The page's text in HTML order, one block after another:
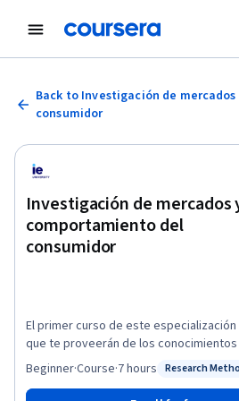
Back to Investigación de
consumidor
Investigación de mercados
comportamiento del
consumidor
El primer curso de este
que te proveerán de los
comenzar tu trayectoria en Marketing. Aprende las herramientas
y técnicas para convertir una decisión
esto lo verás en el primer módulo:
Status:
Research
Beginner·Course·7 hours